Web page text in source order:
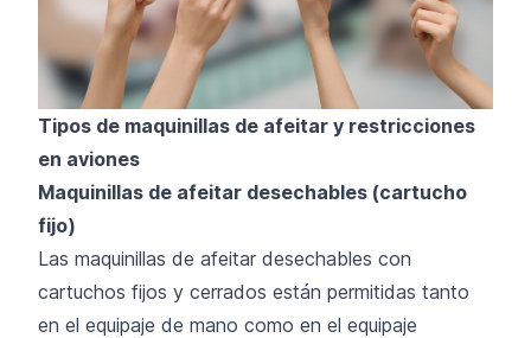
Tipos de maquinillas de afeitar y restricciones
en aviones
Maquinillas de afeitar desechables (cartucho
fijo)
Las maquinillas de afeitar desechables con
cartuchos fijos y cerrados están permitidas tanto
en el equipaje de mano como en el equipaje